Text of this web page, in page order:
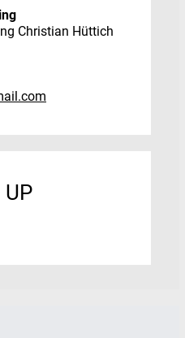
Christian Hüttich
UP